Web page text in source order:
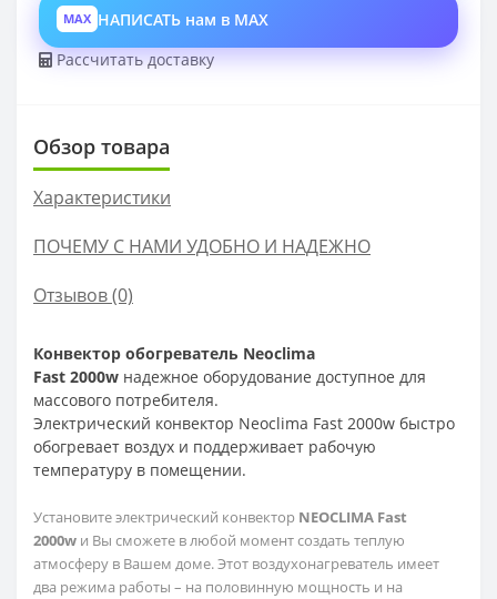
MAX НАПИСАТЬ нам в MAX
Рассчитать доставку
Обзор товара
Характеристики
ПОЧЕМУ С НАМИ УДОБНО И НАДЕЖНО
Отзывов (0)
Конвектор обогреватель Neoclima
Fast 2000w надежное оборудование доступное для
массового потребителя.
Электрический конвектор Neoclima Fast 2000w быстро
обогревает воздух и поддерживает рабочую
температуру в помещении.
Установите электрический конвектор NEOCLIMA Fast
2000w и Вы сможете в любой момент создать теплую
атмосферу в Вашем доме. Этот воздухонагреватель имеет
два режима работы – на половинную мощность и на